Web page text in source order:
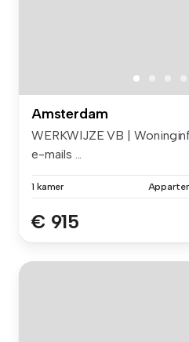
Amsterdam
WERKWIJZE VB |
e-mails ...
1 kamer
€ 915